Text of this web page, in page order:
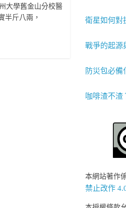
大學舊金山分校醫
半斤八兩，
衛星如何對
戰爭的起源
防災包必備
咖啡渣不渣
本網站著作
禁止改作